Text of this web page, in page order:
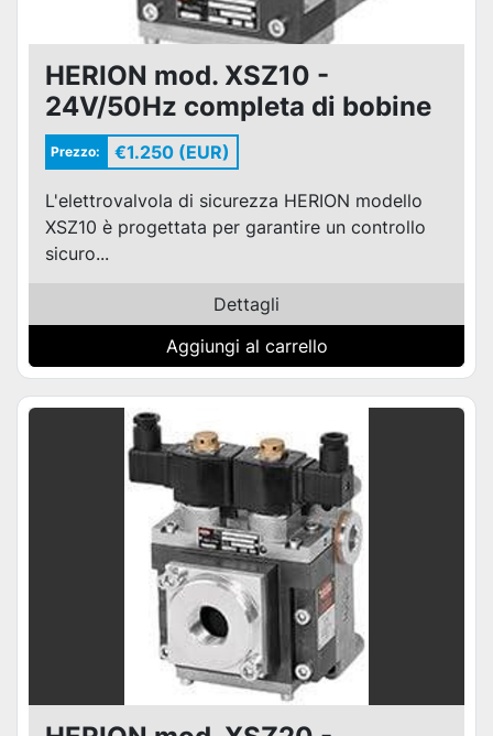
HERION mod. XSZ10 -
24V/50Hz completa di bobine
e connettori
Prezzo: €1.250 (EUR)
L'elettrovalvola di sicurezza HERION modello
XSZ10 è progettata per garantire un controllo
sicuro...
Dettagli
Aggiungi al carrello